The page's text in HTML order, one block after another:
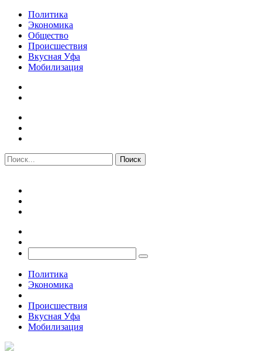
Политика
Экономика
Общество
Происшествия
Вкусная Уфа
Мобилизация
Политика
Экономика
Происшествия
Вкусная Уфа
Мобилизация